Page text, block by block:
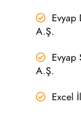
Evyap
A.Ş.
Evyap
A.Ş.
Excel